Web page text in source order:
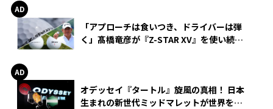
「アプローチは食いつき、ドライバーは弾
く」髙橋竜彦が『Z-STAR XV』を使い続け
オデッセイ『タートル』旋風の真相！ 日本
生まれの新世代ミッドマレットが世界を席